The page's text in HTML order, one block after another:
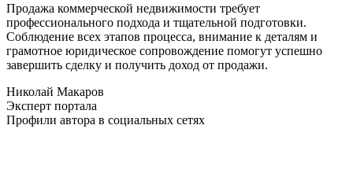
Продажа коммерческой недвижимости требует
профессионального подхода и тщательной подготовки.
Соблюдение всех этапов процесса, внимание к деталям и
грамотное юридическое сопровождение помогут успешно
завершить сделку и получить доход от продажи.
Николай Макаров
Эксперт портала
Профили автора в социальных сетях